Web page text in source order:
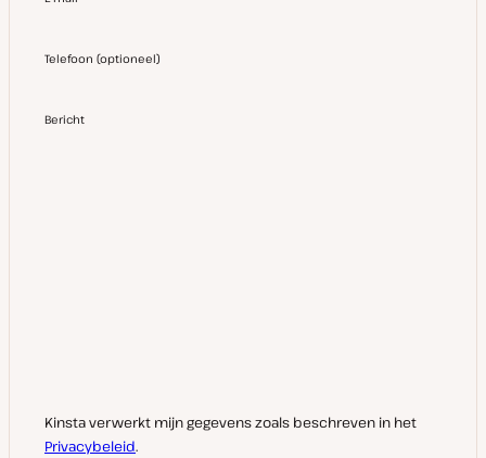
Telefoon (optioneel)
Bericht
Kinsta verwerkt mijn gegevens zoals beschreven in het
Privacybeleid.